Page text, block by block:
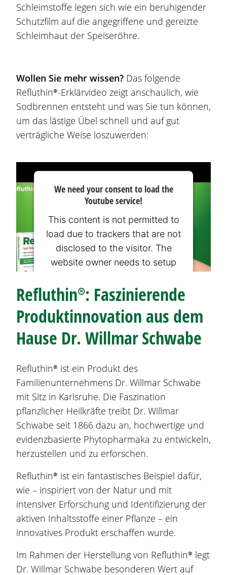
Schleimstoffe legen sich wie ein beruhigender
Schutzfilm auf die angegriffene und gereizte
Schleimhaut der Speiseröhre.
Wollen Sie mehr wissen? Das folgende
Refluthin®-Erklärvideo zeigt anschaulich, wie
Sodbrennen entsteht und was Sie tun können,
um das lästige Übel schnell und auf gut
verträgliche Weise loszuwerden:
We need your consent to load the
Youtube service!
This content is not permitted to
load due to trackers that are not
disclosed to the visitor. The
website owner needs to setup
this content to the list of
technologies used.
Powered by Usercentrics Consent
Management Platform
Refluthin®: Faszinierende
Produktinnovation aus dem
Hause Dr. Willmar Schwabe
Refluthin® ist ein Produkt des
Familienunternehmens Dr. Willmar Schwabe
mit Sitz in Karlsruhe. Die Faszination
pflanzlicher Heilkräfte treibt Dr. Willmar
Schwabe seit 1866 dazu an, hochwertige und
evidenzbasierte Phytopharmaka zu entwickeln,
herzustellen und zu erforschen.
Refluthin® ist ein fantastisches Beispiel dafür,
wie – inspiriert von der Natur und mit
intensiver Erforschung und Identifizierung der
aktiven Inhaltsstoffe einer Pflanze – ein
innovatives Produkt erschaffen wurde.
Im Rahmen der Herstellung von Refluthin® legt
Dr. Willmar Schwabe besonderen Wert auf
Refluthin®